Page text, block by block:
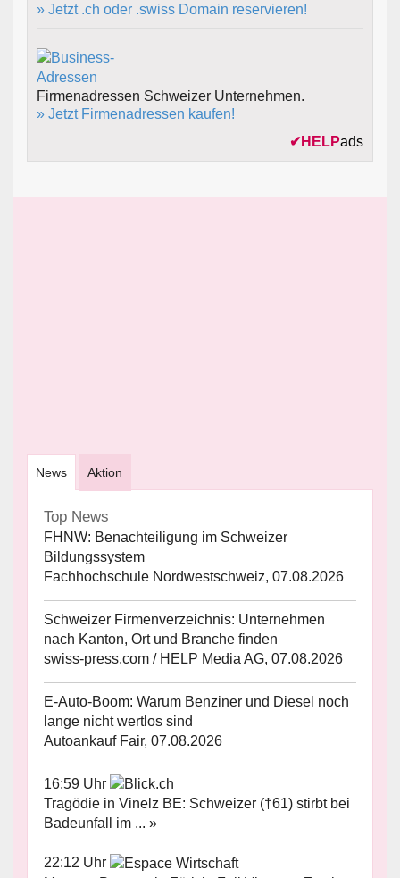
» Jetzt .ch oder .swiss Domain reservieren!
Firmenadressen Schweizer Unternehmen.
» Jetzt Firmenadressen kaufen!
✔ HELPads
News Aktion
Top News
FHNW: Benachteiligung im Schweizer
Bildungssystem
Fachhochschule Nordwestschweiz, 07.08.2026
Schweizer Firmenverzeichnis: Unternehmen
nach Kanton, Ort und Branche finden
swiss-press.com / HELP Media AG, 07.08.2026
E-Auto-Boom: Warum Benziner und Diesel noch
lange nicht wertlos sind
Autoankauf Fair, 07.08.2026
16:59 Uhr
Tragödie in Vinelz BE: Schweizer (†61) stirbt bei
Badeunfall im ... »
22:12 Uhr